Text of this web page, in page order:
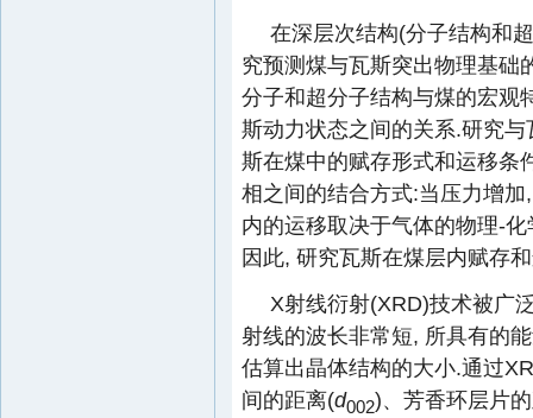
在深层次结构(分子结构和
究预测煤与瓦斯突出物理基础
分子和超分子结构与煤的宏观
斯动力状态之间的关系.研究
斯在煤中的赋存形式和运移条
相之间的结合方式:当压力增
内的运移取决于气体的物理-
因此, 研究瓦斯在煤层内赋存
X射线衍射(XRD)技术被广
射线的波长非常短, 所具有的
估算出晶体结构的大小.通过
间的距离(d002)、芳香环层片